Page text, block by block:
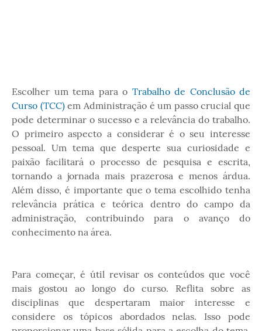
Escolher um tema para o Trabalho de Conclusão de
Curso (TCC)em Administração é um passo crucial que
pode determinar o sucesso e a relevância do trabalho.
O primeiro aspecto a considerar é o seu interesse
pessoal. Um tema que desperte sua curiosidade e
paixão facilitará o processo de pesquisa e escrita,
tornando a jornada mais prazerosa e menos árdua.
Além disso, é importante que o tema escolhido tenha
relevância prática e teórica dentro do campo da
administração, contribuindo para o avanço do
conhecimento na área.
Para começar, é útil revisar os conteúdos que você
mais gostou ao longo do curso. Reflita sobre as
disciplinas que despertaram maior interesse e
considere os tópicos abordados nelas. Isso pode